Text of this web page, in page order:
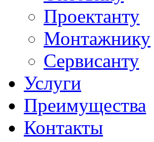
Проектанту
Монтажнику
Сервисанту
Услуги
Преимущества
Контакты